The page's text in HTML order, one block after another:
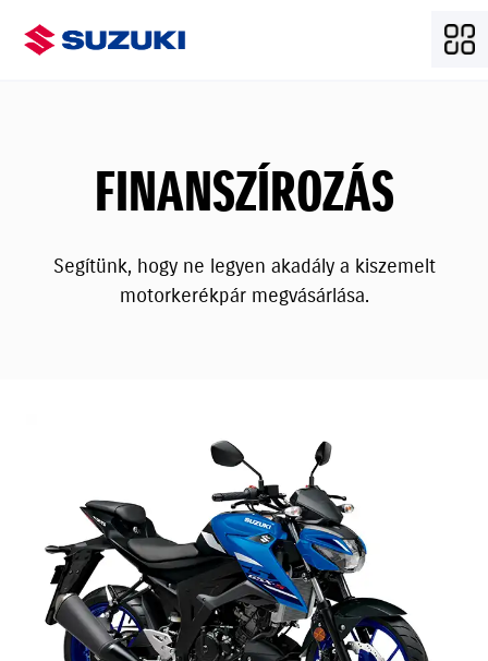
FINANSZÍROZÁS
Segítünk, hogy ne legyen akadály a kiszemelt
motorkerékpár megvásárlása.